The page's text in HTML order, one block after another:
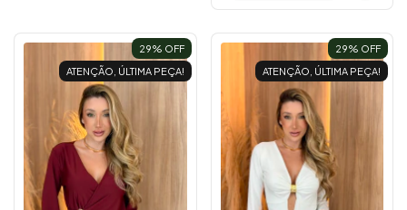
29% OFF
ATENÇÃO, ÚLTIMA PEÇA!
29% OFF
ATENÇÃO, ÚLTIMA PEÇA!